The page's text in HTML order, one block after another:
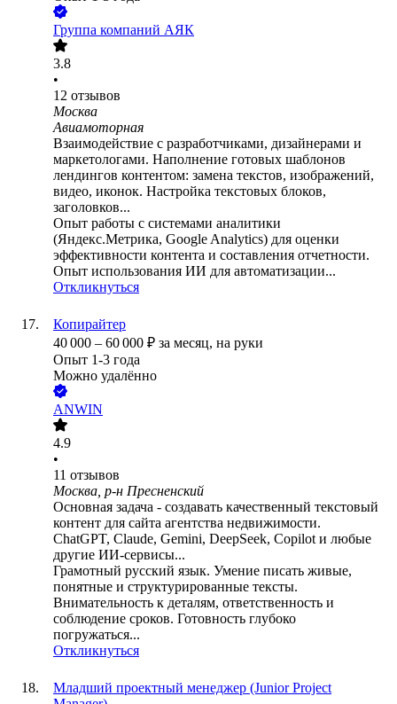
Группа компаний АЯК
3.8
•
12 отзывов
Москва
Авиамоторная
Взаимодействие с разработчиками, дизайнерами и
маркетологами. Наполнение готовых шаблонов
лендингов контентом: замена текстов, изображений,
видео, иконок. Настройка текстовых блоков,
заголовков...
Опыт работы с системами аналитики
(Яндекс.Метрика, Google Analytics) для оценки
эффективности контента и составления отчетности.
Опыт использования ИИ для автоматизации...
Откликнуться
Копирайтер
40 000 – 60 000 ₽ за месяц, на руки
Опыт 1-3 года
Можно удалённо
ANWIN
4.9
•
11 отзывов
Москва, р-н Пресненский
Основная задача - создавать качественный текстовый
контент для сайта агентства недвижимости.
ChatGPT, Claude, Gemini, DeepSeek, Copilot и любые
другие ИИ-сервисы...
Грамотный русский язык. Умение писать живые,
понятные и структурированные тексты.
Внимательность к деталям, ответственность и
соблюдение сроков. Готовность глубоко
погружаться...
Откликнуться
Младший проектный менеджер (Junior Project